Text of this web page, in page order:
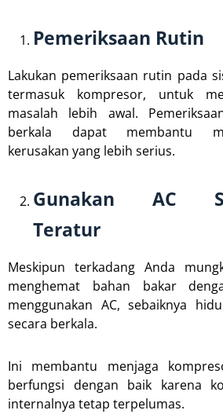
Pemeriksaan Rutin
Lakukan pemeriksaan rutin pada
termasuk kompresor, untuk
masalah lebih awal.
berkala dapat membantu
kerusakan yang lebih serius.
Gunakan AC
Teratur
Meskipun terkadang Anda
menghemat bahan bakar
menggunakan AC, sebaiknya
secara berkala.
Ini membantu menjaga
berfungsi dengan baik karena
internalnya tetap terpelumas.